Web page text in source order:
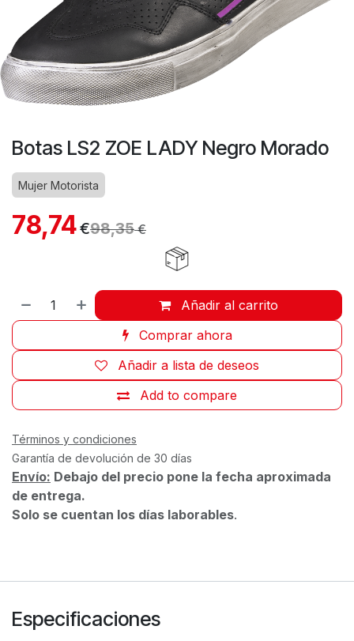
Botas LS2 ZOE LADY Negro Morado
Mujer Motorista
78,74€98,35€
Añadir al carrito
Comprar ahora
Add to compare
Añadir a lista de deseos
Términos y condiciones
Garantía de devolución de 30 días
Envío: Debajo del precio pone la fecha aproximada
de entrega.
Solo se cuentan los días laborables.
Especificaciones